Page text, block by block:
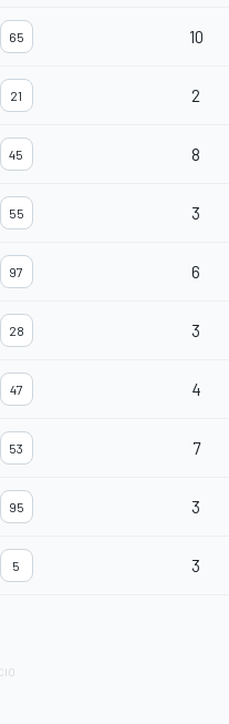
65 10
21 2
45 8
55 3
97 6
28 3
47 4
53 7
95 3
5 3